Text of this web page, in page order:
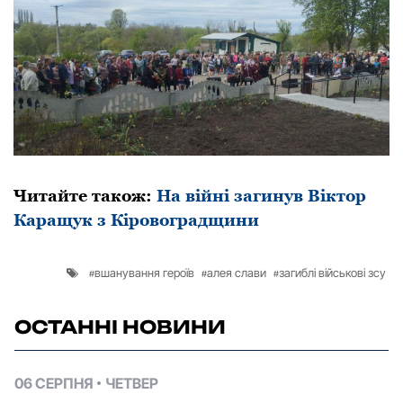
Читайте також: На війні загинув Віктор
Каращук з Кіровоградщини
вшанування героїв алея слави загиблі військові зсу
ОСТАННІ НОВИНИ
06 СЕРПНЯ ЧЕТВЕР